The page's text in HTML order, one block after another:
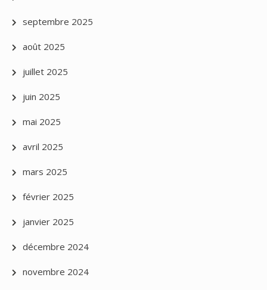
septembre 2025
août 2025
juillet 2025
juin 2025
mai 2025
avril 2025
mars 2025
février 2025
janvier 2025
décembre 2024
novembre 2024